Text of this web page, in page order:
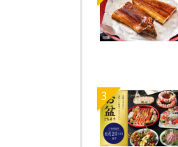
3